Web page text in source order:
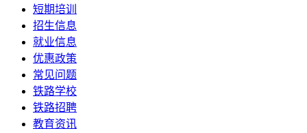
短期培训
招生信息
就业信息
优惠政策
常见问题
铁路学校
铁路招聘
教育资讯